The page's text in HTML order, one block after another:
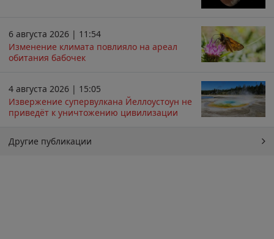
6 августа 2026 | 11:54
Изменение климата повлияло на ареал
обитания бабочек
4 августа 2026 | 15:05
Извержение супервулкана Йеллоустоун не
приведёт к уничтожению цивилизации
Другие публикации